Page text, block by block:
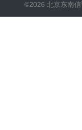
©2026 北京东南